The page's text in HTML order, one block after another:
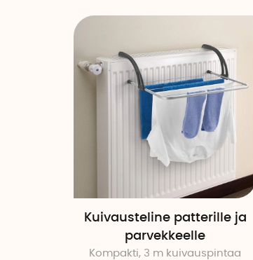
Kuivausteline patterille ja
parvekkeelle
Kompakti, 3 m kuivauspintaa